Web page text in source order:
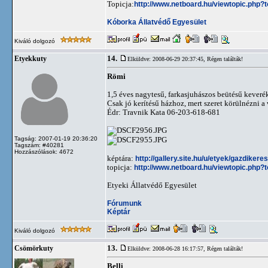
Topicja:http://www.netboard.hu/
Kóborka Állatvédő Egyesület
Kiváló dolgozó
Etyekkuty
Tagság: 2007-01-19 20:36:20
Tagszám: #40281
Hozzászólások: 4672
14. Elküldve: 2008-06-29 20:37:45, Régen találták!
Römi
1,5 éves nagytesű, farkasjuhászos beütésű
Csak jó kerítésű házhoz, mert szeret körülnézni
Édr: Travnik Kata 06-203-618-681
képtára: http://gallery.site.hu/u/etyek/
topicja: http://www.netboard.hu/
Etyeki Állatvédő Egyesület
Fórumunk
Képtár
Kiváló dolgozó
Csömörkuty 13. Elküldve: 2008-06-28 16:17:57, Régen találták!
Belli